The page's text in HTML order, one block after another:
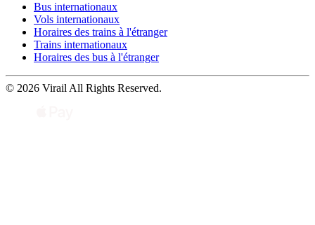
Bus internationaux
Vols internationaux
Horaires des trains à l'étranger
Trains internationaux
Horaires des bus à l'étranger
© 2026 Virail All Rights Reserved.